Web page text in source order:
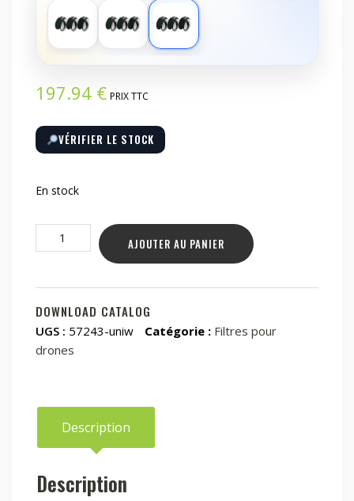
197.94 € PRIX TTC
VÉRIFIER LE STOCK
En stock
quantité
de
ND
Freewell
pour
OSMO
pack
AJOUTER AU PANIER
DOWNLOAD CATALOG
UGS : 57243-uniw Catégorie : Filtres pour
drones
Description
Description